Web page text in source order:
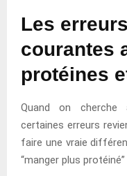
Les
courantes
protéines
Quand on
certaines erreurs
faire une vraie
“manger plus